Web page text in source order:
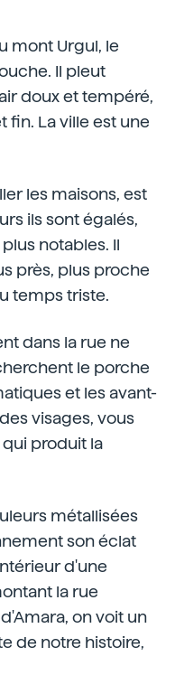
mont Urgul, le
Il pleut
doux et tempéré,
fin. La ville est une
les maisons, est
ils sont égalés,
notables. Il
près, plus proche
temps triste.
dans la rue ne
le porche
et les avant-
visages, vous
produit la
métallisées
son éclat
d'une
la rue
on voit un
de notre histoire,